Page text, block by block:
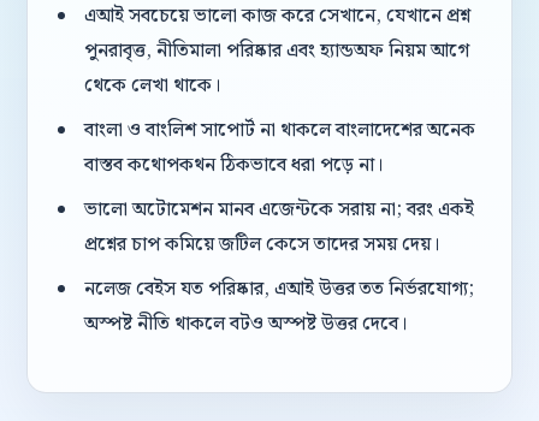
এআই সবচেয়ে ভালো কাজ করে সেখানে, যেখানে প্রশ্ন
পুনরাবৃত্ত, নীতিমালা পরিষ্কার এবং হ্যান্ডঅফ নিয়ম আগে
থেকে লেখা থাকে।
বাংলা ও বাংলিশ সাপোর্ট না থাকলে বাংলাদেশের অনেক
বাস্তব কথোপকথন ঠিকভাবে ধরা পড়ে না।
ভালো অটোমেশন মানব এজেন্টকে সরায় না; বরং একই
প্রশ্নের চাপ কমিয়ে জটিল কেসে তাদের সময় দেয়।
নলেজ বেইস যত পরিষ্কার, এআই উত্তর তত নির্ভরযোগ্য;
অস্পষ্ট নীতি থাকলে বটও অস্পষ্ট উত্তর দেবে।